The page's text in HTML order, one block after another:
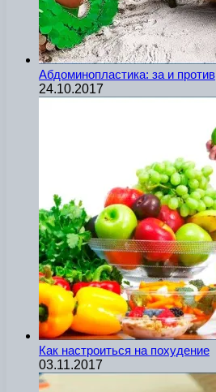
Абдоминопластика: за и против
24.10.2017
Как настроиться на похудение
03.11.2017